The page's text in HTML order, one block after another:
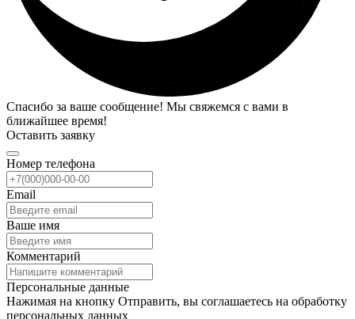
Спасибо за ваше сообщение! Мы свяжемся с вами в
ближайшее время!
Оставить заявку
Номер телефона
Email
Ваше имя
Комментарий
Персональные данные
Нажимая на кнопку Отправить, вы соглашаетесь на обработку
персональных данных